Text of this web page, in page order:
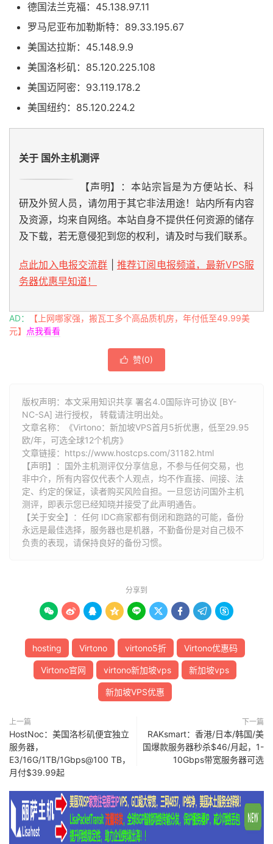
德国法兰克福：45.138.97.11
罗马尼亚布加勒斯特：89.33.195.67
美国达拉斯：45.148.9.9
美国洛杉矶：85.120.225.108
美国迈阿密：93.119.178.2
美国纽约：85.120.224.2
关于 国外主机测评
【声明】：本站宗旨是为方便站长、科
研及外贸人员，请勿用于其它非法用途！站内所有内容
及资源，均来自网络。本站自身不提供任何资源的储存
及下载，若无意侵犯到您的权利，请及时与我们联系。
点此加入电报交流群
推荐订阅电报频道，最新VPS服
务器优惠早知道！
AD：
【上网哪家强，搬瓦工多个高品质机房，年付低至49.99美
元】
点我看看
 赞(0)
版权声明：本文采用知识共享 署名4.0国际许可协议 [BY-
NC-SA] 进行授权， 转载请注明出处。
文章名称：《Virtono：新加坡VPS首月5折优惠，低至29.95
欧/年，可选全球12个机房》
文章链接： https://www.hostcps.com/31182.html
【声明】：国外主机测评仅分享信息，不参与任何交易，也
非中介，所有内容仅代表个人观点，均不作直接、间接、法
定、约定的保证，读者购买风险自担。一旦您访问国外主机
测评，即表示您已经知晓并接受了此声明通告。
【关于安全】：任何 IDC商家都有倒闭和跑路的可能，备份
永远是最佳选择，服务器也是机器，不勤备份是对自己极不
负责的表现，请保持良好的备份习惯。
分享到
        
hosting Virtono virtono5折 Virtono优惠码
Virtono官网 virtono新加坡vps 新加坡vps
新加坡VPS优惠
上一篇
HostNoc：美国洛杉矶便宜独立
服务器，
E3/16G/1TB/1Gbps@100 TB，
月付$39.99起
下一篇
RAKsmart：香港/日本/韩国/美
国爆款服务器秒杀$46/月起，1-
10Gbps带宽服务器可选